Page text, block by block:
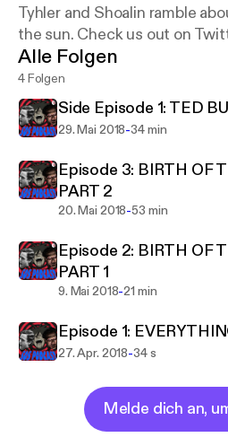
Tyhler and Shoalin ramble
the sun. Check us out on
Alle Folgen
4 Folgen
Side Episode 1: TED
29. Mai 2018-34 min
Episode 3: BIRTH OF
PART 2
20. Mai 2018-53 min
Episode 2: BIRTH OF
PART 1
9. Mai 2018-21 min
Episode 1:
27. Apr. 2018-34 s
Melde dich an,